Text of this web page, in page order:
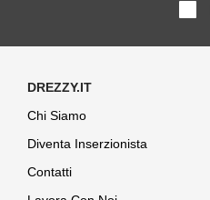
Chi Siamo
Diventa Inserzionista
Contatti